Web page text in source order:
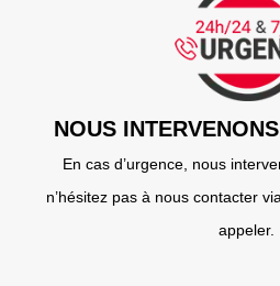
NOUS
En cas d’urgence, nous
n’hésitez pas à nous contacter
appeler.